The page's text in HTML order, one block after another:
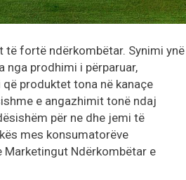
të fortë ndërkombëtar. Synimi ynë
nga prodhimi i përparuar,
produktet tona në kanaçe
e angazhimit tonë ndaj
për ne dhe jemi të
mes konsumatorëve
Marketingut Ndërkombëtar e